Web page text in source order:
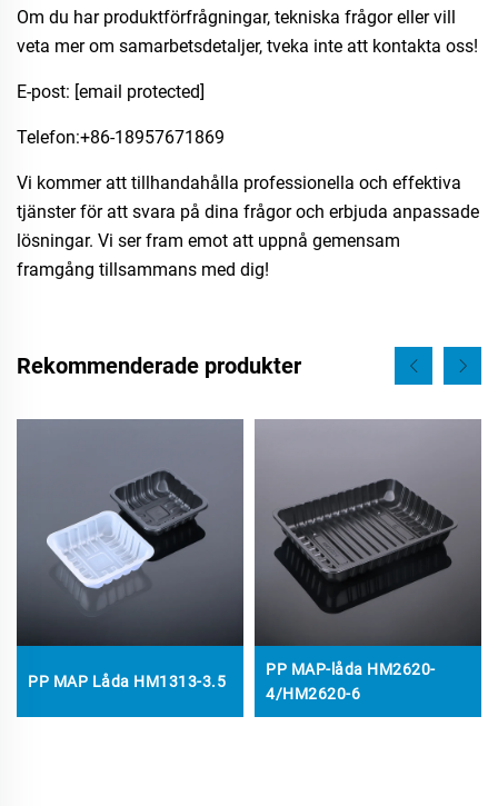
Om du har produktförfrågningar, tekniska frågor eller vill
veta mer om samarbetsdetaljer, tveka inte att kontakta oss!
E-post: [email protected]
Telefon:​+86-18957671869
Vi kommer att tillhandahålla professionella och effektiva
tjänster för att svara på dina frågor och erbjuda anpassade
lösningar. Vi ser fram emot att uppnå gemensam
framgång tillsammans med dig!
Rekommenderade produkter
PP MAP Låda HM1313-3.5​
PP MAP-låda HM2620-
4/HM2620-6